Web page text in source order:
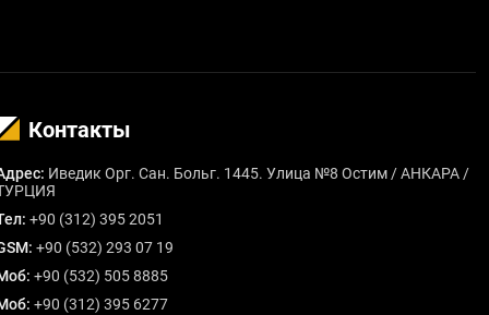
Контакты
Иведик Орг. Сан. Больг. 1445. Улица №8 Остим / АНКАРА /
+90 (312) 395 2051
+90 (532) 293 07 19
+90 (532) 505 8885
+90 (312) 395 6277